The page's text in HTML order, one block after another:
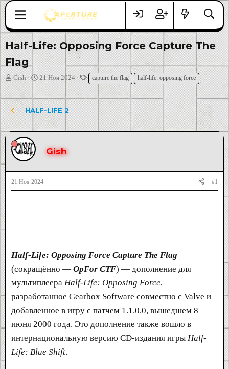
Half-Life: Opposing Force Capture The
Flag
А
в
т
о
р
т
е
м
ы
Gish
Д
а
т
а
н
а
а
21 Ноя 2024
Т
е
г
и
capture the flag half-life: opposing force
HALF-LIFE 2
Gish
21 Ноя 2024 #1
Half-Life: Opposing Force Capture The Flag
(сокращённо — OpFor CTF) — дополнение для
мультиплеера Half-Life: Opposing Force,
разработанное Gearbox Software совместно с Valve и
добавленное в игру с патчем 1.1.0.0, вышедшем 8
июня 2000 года. Это дополнение также вошло в
интернациональную версию CD-издания игры Half-
Life: Blue Shift.